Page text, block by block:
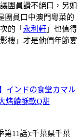
團員讚不絕口，另如
團員口中澳門粵菜的
的「 永利軒 」也值得
樓」才是他們年節宴
インドの食堂カマル
烤饢酥軟Q甜
第11話):千葉県千葉